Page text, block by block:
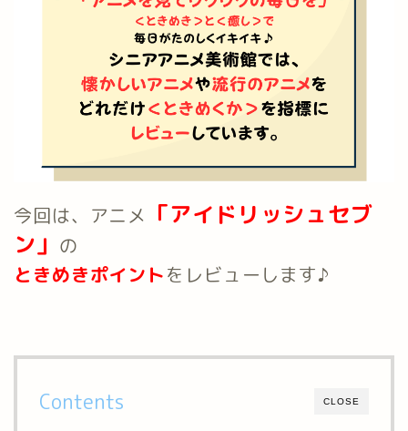
今回は、アニメ
「アイドリッシュセブ
ン」 の
ときめきポイントをレビューします♪
CLOSE
Contents